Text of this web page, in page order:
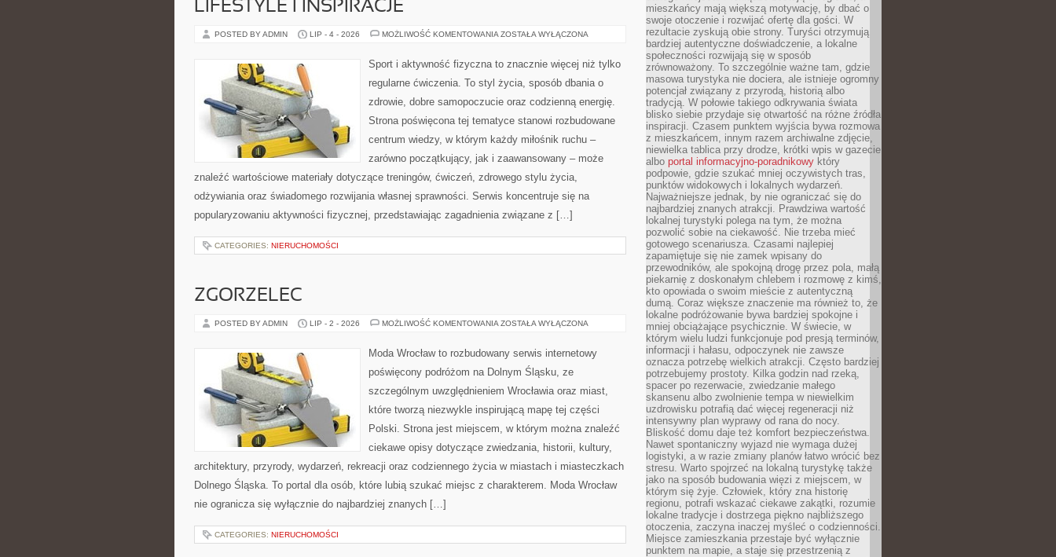
LIFESTYLE I INSPIRACJE
POSTED BY ADMIN LIP - 4 - 2026 MOŻLIWOŚĆ KOMENTOWANIA LIFESTYLE
ZOSTAŁA WYŁĄCZONA
Sport i aktywność fizyczna to znacznie więcej niż tylko
regularne ćwiczenia. To styl życia, sposób dbania o
zdrowie, dobre samopoczucie oraz codzienną energię.
Strona poświęcona tej tematyce stanowi rozbudowane
centrum wiedzy, w którym każdy miłośnik ruchu –
zarówno początkujący, jak i zaawansowany – może
znaleźć wartościowe materiały dotyczące treningów, ćwiczeń, zdrowego stylu życia,
odżywiania oraz świadomego rozwijania własnej sprawności. Serwis koncentruje się na
popularyzowaniu aktywności fizycznej, przedstawiając zagadnienia związane z […]
CATEGORIES: NIERUCHOMOŚCI
ZGORZELEC
POSTED BY ADMIN LIP - 2 - 2026 MOŻLIWOŚĆ KOMENTOWANIA ZGORZELEC
ZOSTAŁA WYŁĄCZONA
Moda Wrocław to rozbudowany serwis internetowy
poświęcony podróżom na Dolnym Śląsku, ze
szczególnym uwzględnieniem Wrocławia oraz miast,
które tworzą niezwykle inspirującą mapę tej części
Polski. Strona jest miejscem, w którym można znaleźć
ciekawe opisy dotyczące zwiedzania, historii, kultury,
architektury, przyrody, wydarzeń, rekreacji oraz codziennego życia w miastach i miasteczkach
Dolnego Śląska. To portal dla osób, które lubią szukać miejsc z charakterem. Moda Wrocław
nie ogranicza się wyłącznie do najbardziej znanych […]
CATEGORIES: NIERUCHOMOŚCI
mieszkańcy mają większą motywację, by dbać o
swoje otoczenie i rozwijać ofertę dla gości. W
rezultacie zyskują obie strony. Turyści otrzymują
bardziej autentyczne doświadczenie, a lokalne
społeczności rozwijają się w sposób
zrównoważony. To szczególnie ważne tam, gdzie
masowa turystyka nie dociera, ale istnieje ogromny
potencjał związany z przyrodą, historią albo
tradycją. W połowie takiego odkrywania świata
blisko siebie przydaje się otwartość na różne źródła
inspiracji. Czasem punktem wyjścia bywa rozmowa
z mieszkańcem, innym razem archiwalne zdjęcie,
niewielka tablica przy drodze, krótki wpis w gazecie
albo portal informacyjno-poradnikowy który
podpowie, gdzie szukać mniej oczywistych tras,
punktów widokowych i lokalnych wydarzeń.
Najważniejsze jednak, by nie ograniczać się do
najbardziej znanych atrakcji. Prawdziwa wartość
lokalnej turystyki polega na tym, że można
pozwolić sobie na ciekawość. Nie trzeba mieć
gotowego scenariusza. Czasami najlepiej
zapamiętuje się nie zamek wpisany do
przewodników, ale spokojną drogę przez pola, małą
piekarnię z doskonałym chlebem i rozmowę z kimś,
kto opowiada o swoim mieście z autentyczną
dumą. Coraz większe znaczenie ma również to, że
lokalne podróżowanie bywa bardziej spokojne i
mniej obciążające psychicznie. W świecie, w
którym wielu ludzi funkcjonuje pod presją terminów,
informacji i hałasu, odpoczynek nie zawsze
oznacza potrzebę wielkich atrakcji. Często bardziej
potrzebujemy prostoty. Kilka godzin nad rzeką,
spacer po rezerwacie, zwiedzanie małego
skansenu albo zwolnienie tempa w niewielkim
uzdrowisku potrafią dać więcej regeneracji niż
intensywny plan wyprawy od rana do nocy.
Bliskość domu daje też komfort bezpieczeństwa.
Nawet spontaniczny wyjazd nie wymaga dużej
logistyki, a w razie zmiany planów łatwo wrócić bez
stresu. Warto spojrzeć na lokalną turystykę także
jako na sposób budowania więzi z miejscem, w
którym się żyje. Człowiek, który zna historię
regionu, potrafi wskazać ciekawe zakątki, rozumie
lokalne tradycje i dostrzega piękno najbliższego
otoczenia, zaczyna inaczej myśleć o codzienności.
Miejsce zamieszkania przestaje być wyłącznie
punktem na mapie, a staje się przestrzenią z